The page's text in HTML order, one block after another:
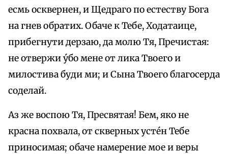
есмь осквернен, и Щедраго по естеству Бога
на гнев обратих. Обаче к Тебе, Ходатаице,
прибегнути дерзаю, да молю Тя, Пречистая:
не отвержи у́бо мене от лика Твоего и
милостива буди ми; и Сына Твоего благосерда
соделай.
Аз же воспою Тя, Пресвятая! Бем, яко не
красна похвала, от скверных усте́н Тебе
приносимая; обаче намерение мое и веры